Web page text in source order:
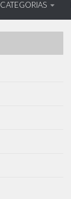
CATEGORIAS